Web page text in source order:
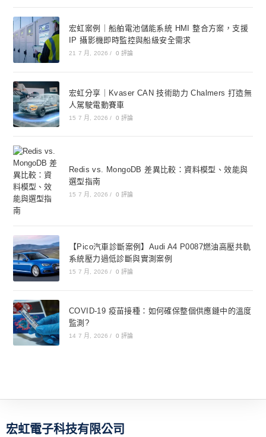
宏虹案例｜船舶電池儲能系統 HMI 整合方案，支援
IP 攝影機即時監控與船級安全需求
21 7 月, 2026 / 0 評論
宏虹分享｜Kvaser CAN 技術助力 Chalmers 打造無
人駕駛電動賽車
15 7 月, 2026 / 0 評論
Redis vs. MongoDB 差異比較：資料模型、效能與
選型指南
15 7 月, 2026 / 0 評論
【Pico汽車診斷案例】Audi A4 P0087燃油高壓共軌
系統壓力過低診斷與實測案例
15 7 月, 2026 / 0 評論
COVID-19 疫苗接種：如何確保整個供應鏈中的溫度
監測?
14 7 月, 2026 / 0 評論
宏虹電子科技有限公司